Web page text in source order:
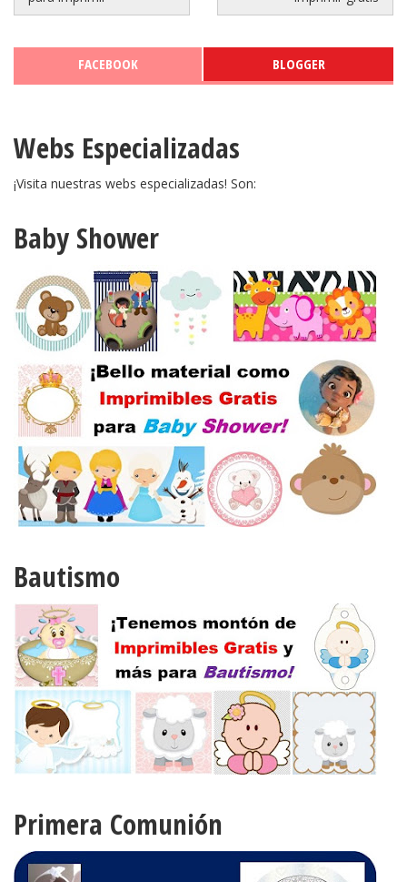
FACEBOOK BLOGGER
Webs Especializadas
¡Visita nuestras webs especializadas! Son:
Baby Shower
Bautismo
Primera Comunión